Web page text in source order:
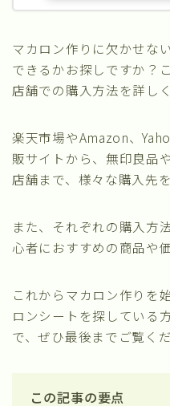
マカロン作りに欠かせな
できるかお探しですか？
店舗での購入方法を詳し
楽天市場やAmazon、
販サイトから、無印良品
店舗まで、様々な購入先
また、それぞれの購入方
心者におすすめの商品や
これからマカロン作りを
ロンシートを探している
で、ぜひ最後までご覧くだ
この記事の要点